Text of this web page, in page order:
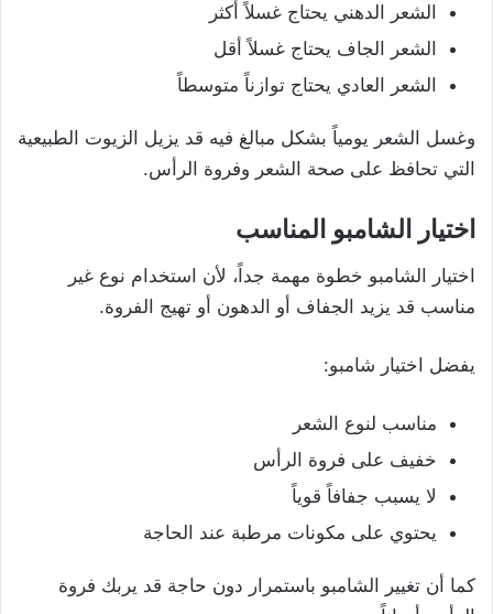
الشعر الدهني يحتاج غسلاً أكثر
الشعر الجاف يحتاج غسلاً أقل
الشعر العادي يحتاج توازناً متوسطاً
وغسل الشعر يومياً بشكل مبالغ فيه قد يزيل الزيوت الطبيعية
التي تحافظ على صحة الشعر وفروة الرأس.
اختيار الشامبو المناسب
اختيار الشامبو خطوة مهمة جداً، لأن استخدام نوع غير
مناسب قد يزيد الجفاف أو الدهون أو تهيج الفروة.
يفضل اختيار شامبو:
مناسب لنوع الشعر
خفيف على فروة الرأس
لا يسبب جفافاً قوياً
يحتوي على مكونات مرطبة عند الحاجة
كما أن تغيير الشامبو باستمرار دون حاجة قد يربك فروة